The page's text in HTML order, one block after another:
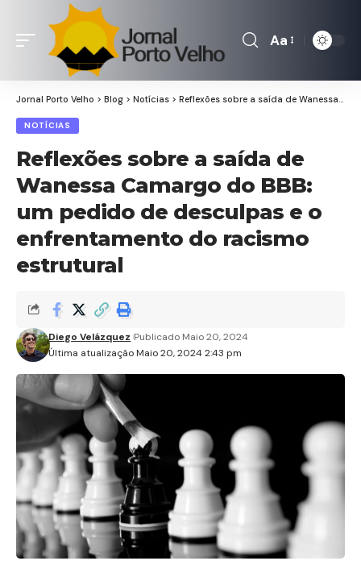
Font
Aa
Jornal Porto Velho > Blog > Notícias > Reflexões sobre a saída de Wanessa Camargo do BBB: um pedido de desculpas e o enfrentamento do racismo estrutural
NOTÍCIAS
Reflexões sobre a saída de
Wanessa Camargo do BBB:
um pedido de desculpas e o
enfrentamento do racismo
estrutural
Última atualização Maio 20, 2024 2:43 pm
Diego Velázquez Publicado Maio 20, 2024